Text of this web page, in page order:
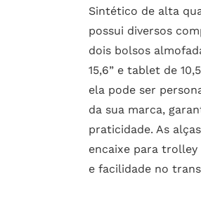
Sintético de alta
possui diversos
dois bolsos
15,6” e tablet de
ela pode ser
da sua marca,
praticidade. As
encaixe para
e facilidade no